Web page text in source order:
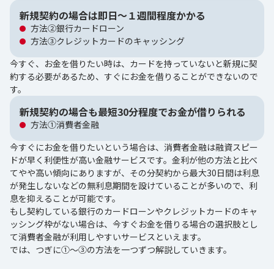
新規契約の場合は即日～１週間程度かかる
方法②銀行カードローン
方法③クレジットカードのキャッシング
今すぐ、お金を借りたい時は、カードを持っていないと新規に契
約する必要があるため、すぐにお金を借りることができないので
す。
新規契約の場合も最短30分程度でお金が借りられる
方法①消費者金融
今すぐにお金を借りたいという場合は、消費者金融は融資スピー
ドが早く利便性が高い金融サービスです。金利が他の方法と比べ
てやや高い傾向にありますが、その分契約から最大30日間は利息
が発生しないなどの無利息期間を設けていることが多いので、利
息を抑えることが可能です。
もし契約している銀行のカードローンやクレジットカードのキャ
ッシング枠がない場合は、今すぐお金を借りる場合の選択肢とし
て消費者金融が利用しやすいサービスといえます。
では、つぎに①～③の方法を一つずつ解説していきます。